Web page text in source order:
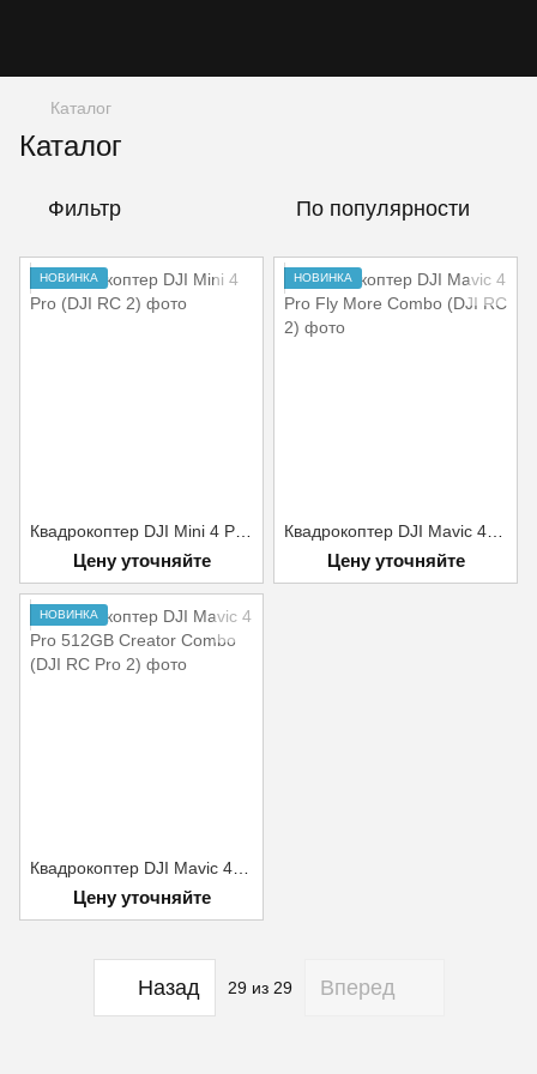
Каталог
Каталог
Фильтр По популярности
НОВИНКА
Цену уточняйте
НОВИНКА
Цену уточняйте
НОВИНКА
Цену уточняйте
Назад 29из 29 Вперед